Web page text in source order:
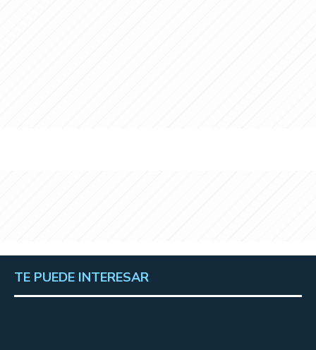
TE PUEDE INTERESAR